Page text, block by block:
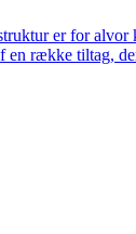
er for alvor
række tiltag,